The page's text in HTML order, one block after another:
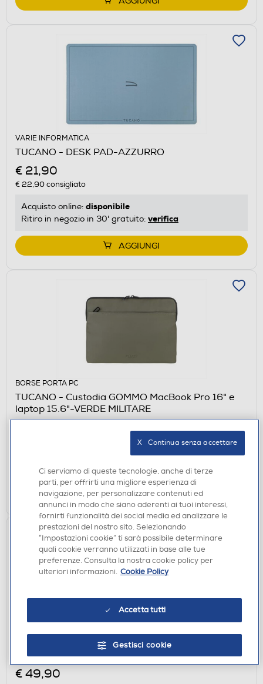
VARIE INFORMATICA
TUCANO - DESK PAD-AZZURRO
€ 21,90
€ 22,90consigliato
Acquisto online: disponibile
Ritiro in negozio in 30' gratuito: verifica
AGGIUNGI
BORSE PORTA PC
TUCANO - Custodia GOMMO MacBook Pro 16" e
laptop 15.6"-VERDE MILITARE
AGGIUNGI
TUCANO - Penna digitale universale PENCIL
UNIVERS.B-NERO
€ 49,90
Ci serviamo di queste tecnologie, anche di terze
parti, per offrirti una migliore esperienza di
navigazione, per personalizzare contenuti ed
annunci in modo che siano aderenti ai tuoi interessi,
fornirti funzionalità dei social media ed analizzare le
prestazioni del nostro sito. Selezionando
“Impostazioni cookie” ti sarà possibile determinare
quali cookie verranno utilizzati in base alle tue
preferenze. Consulta la nostra cookie policy per
ulteriori informazioni. Cookie Policy
Accetta tutti
Gestisci cookie
X   Continua senza accettare